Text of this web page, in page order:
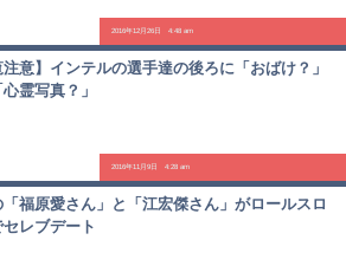
2016年12月26日 4:48 am
注意】インテルの選手達の後ろに「おばけ？」
霊写真？」
2016年11月9日 4:28 am
福原愛さん」と「江宏傑さん」がロールスロ
セレブデート